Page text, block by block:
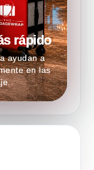
rápido
ayudan a
en las